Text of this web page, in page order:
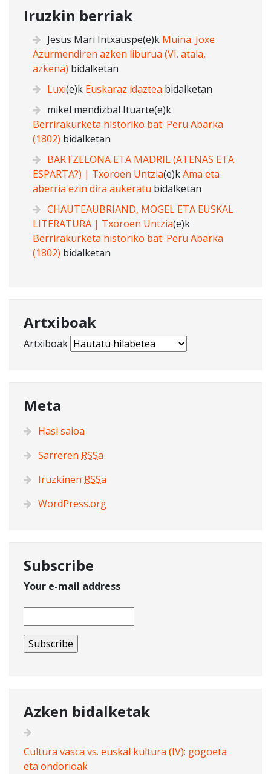
Iruzkin berriak
Jesus Mari Intxauspe(e)k Muina. Joxe
Azurmendiren azken liburua (VI. atala,
azkena) bidalketan
Luxi(e)k Euskaraz idaztea bidalketan
mikel mendizbal Ituarte(e)k
Berrirakurketa historiko bat: Peru Abarka
(1802) bidalketan
BARTZELONA ETA MADRIL (ATENAS ETA
ESPARTA?) | Txoroen Untzia(e)kAma eta
aberria ezin dira aukeratu bidalketan
CHAUTEAUBRIAND, MOGEL ETA EUSKAL
LITERATURA | Txoroen Untzia(e)k
Berrirakurketa historiko bat: Peru Abarka
(1802) bidalketan
Artxiboak
Artxiboak
Meta
Hasi saioa
Sarreren RSSa
Iruzkinen RSSa
WordPress.org
Subscribe
Your e-mail address
Azken bidalketak
Cultura vasca vs. euskal kultura (IV): gogoeta
eta ondorioak